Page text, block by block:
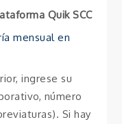
Quik SCC
mensual en
ingrese su
número
Si hay